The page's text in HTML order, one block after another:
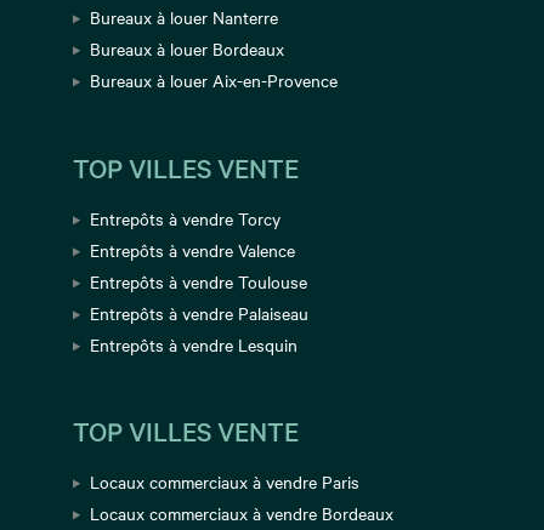
Bureaux à louer Nanterre
Bureaux à louer Bordeaux
Bureaux à louer Aix-en-Provence
TOP VILLES VENTE
Entrepôts à vendre Torcy
Entrepôts à vendre Valence
Entrepôts à vendre Toulouse
Entrepôts à vendre Palaiseau
Entrepôts à vendre Lesquin
TOP VILLES VENTE
Locaux commerciaux à vendre Paris
Locaux commerciaux à vendre Bordeaux